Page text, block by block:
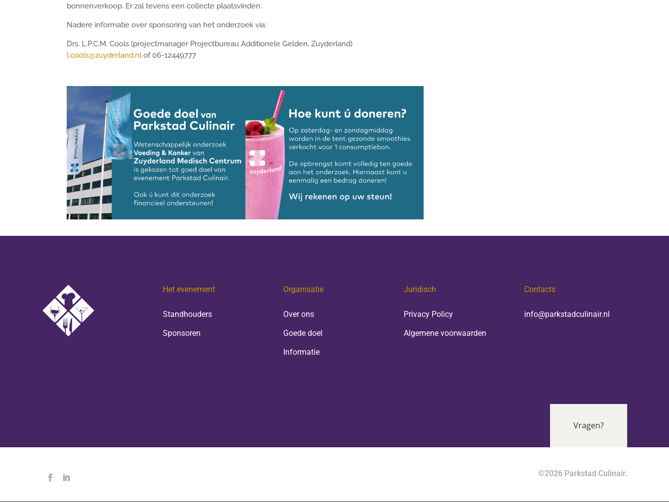
bonnenverkoop. Er zal tevens een collecte plaatsvinden.
Nadere informatie over sponsoring van het onderzoek via:
Drs. L.P.C.M. Cools (projectmanager Projectbureau Additionele Gelden, Zuyderland)
l.cools@zuyderland.nlof 06-12449777
Het evenement
Standhouders
Sponsoren
Organisatie
Over ons
Goede doel
Informatie
Juridisch
Privacy Policy
Algemene voorwaarden
Contacts
info@parkstadculinair.nl
Vragen?
©2026 Parkstad Culinair.